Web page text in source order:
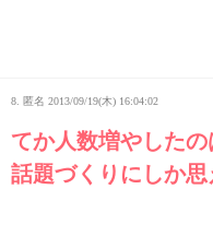
8. 匿名 2013/09/19(木) 16:04:02
てか人数増やしたの
話題づくりにしか